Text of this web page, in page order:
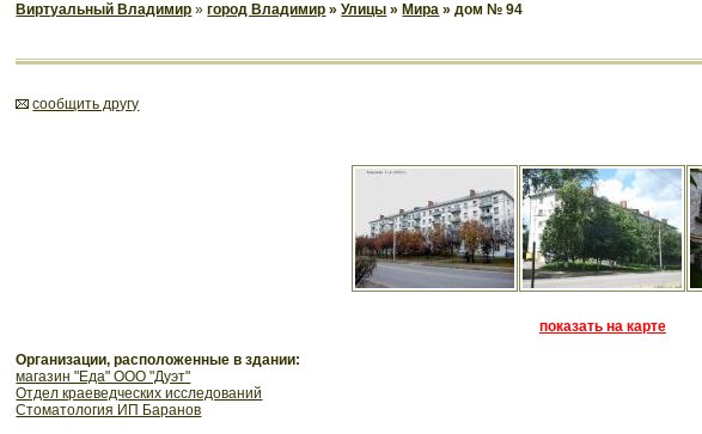
Виртуальный Владимир »город Владимир »Улицы » Мира » дом № 94
cообщить другу
показать на карте
Организации, расположенные в здании:
магазин "Еда" ООО "Дуэт"
Отдел краеведческих исследований
Стоматология ИП Баранов